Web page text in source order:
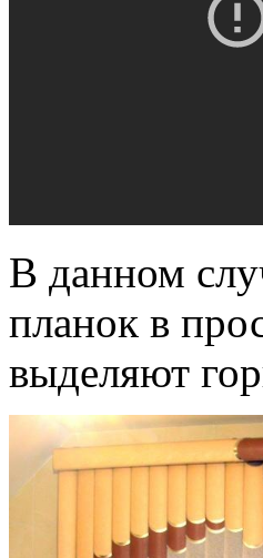
В данном
планок в
выделяют